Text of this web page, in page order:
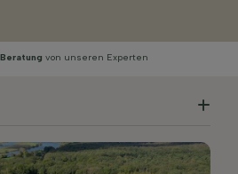
WählenSie Ihre Lieferwoche